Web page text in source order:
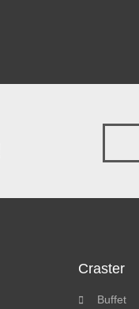
Craster
Buffet